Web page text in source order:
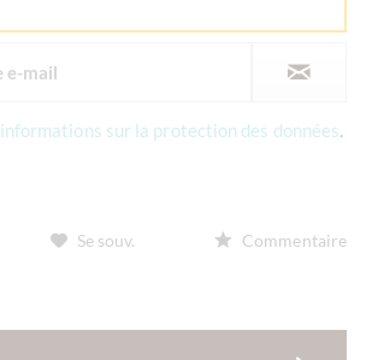
informations sur la protection des données.
Se souv. Commentaire